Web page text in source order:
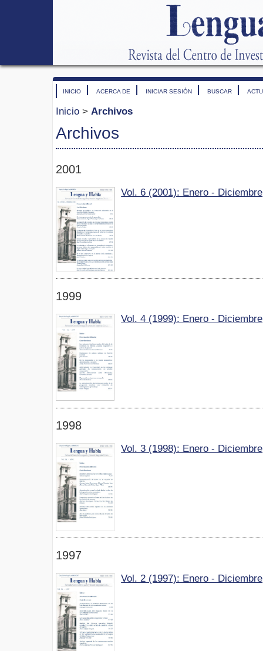
INICIO ACERCA DE INICIAR SESIÓN BUSCAR
Inicio > Archivos
Archivos
2001
Vol. 6 (2001): Enero - Diciembre
1999
Vol. 4 (1999): Enero - Diciembre
1998
Vol. 3 (1998): Enero - Diciembre
1997
Vol. 2 (1997): Enero - Diciembre